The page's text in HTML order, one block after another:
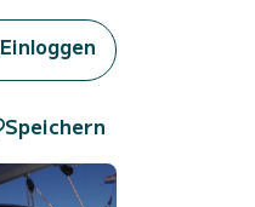
Einloggen
Speichern